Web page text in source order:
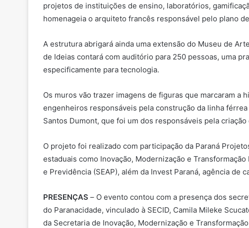
projetos de instituições de ensino, laboratórios,
homenageia o arquiteto francês responsável pelo plano
A estrutura abrigará ainda uma extensão do Museu de
de Ideias contará com auditório para 250 pessoas, uma
especificamente para tecnologia.
Os muros vão trazer imagens de figuras que marcaram a
engenheiros responsáveis pela construção da linha
Santos Dumont, que foi um dos responsáveis pela
O projeto foi realizado com participação da Paraná
estaduais como Inovação, Modernização e
e Previdência (SEAP), além da Invest Paraná, agência de
PRESENÇAS – O evento contou com a presença dos
do Paranacidade, vinculado à SECID, Camila Mileke
da Secretaria de Inovação, Modernização e